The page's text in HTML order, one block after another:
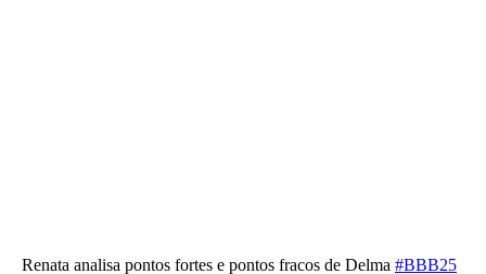
Renata analisa pontos fortes e pontos fracos de Delma #BBB25